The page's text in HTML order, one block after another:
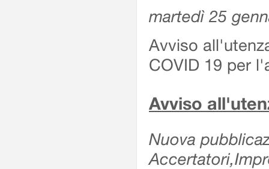
martedì 25
Avviso
COVID 19 per
Avviso
Nuova